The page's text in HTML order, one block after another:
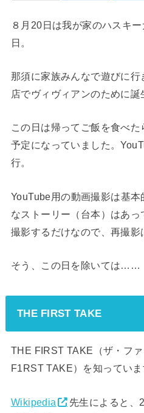
８月20日は我が家のハスキ
日。
那須に家族みんなで遊びに
店でヴィヴィアンのために誕
この日は帰ってご飯を食べ
予定になっていました。
行。
YouTube用の動画撮影は基
なストーリー（台本）はあ
撮影するだけなので、再撮影
そう、この日を除いては……
THE FIRST TAKE
THE FIRST TAKE（ザ・フ
F1RST TAKE）を知っていま
Wikipedia
先生によると、